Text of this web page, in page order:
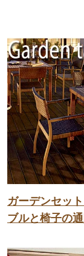
ガーデンセッ
ブルと椅子の